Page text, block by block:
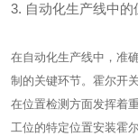
3. 自动化生产线中的
在自动化生产线中，准
制的关键环节。霍尔开
在位置检测方面发挥着
工位的特定位置安装霍